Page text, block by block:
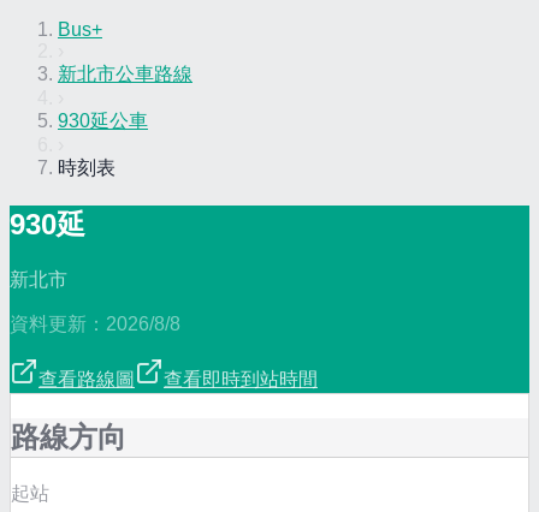
Bus+
新北市公車路線
930延公車
時刻表
930延
新北市
資料更新： 2026/8/8
查看路線圖 查看即時到站時間
路線方向
起站